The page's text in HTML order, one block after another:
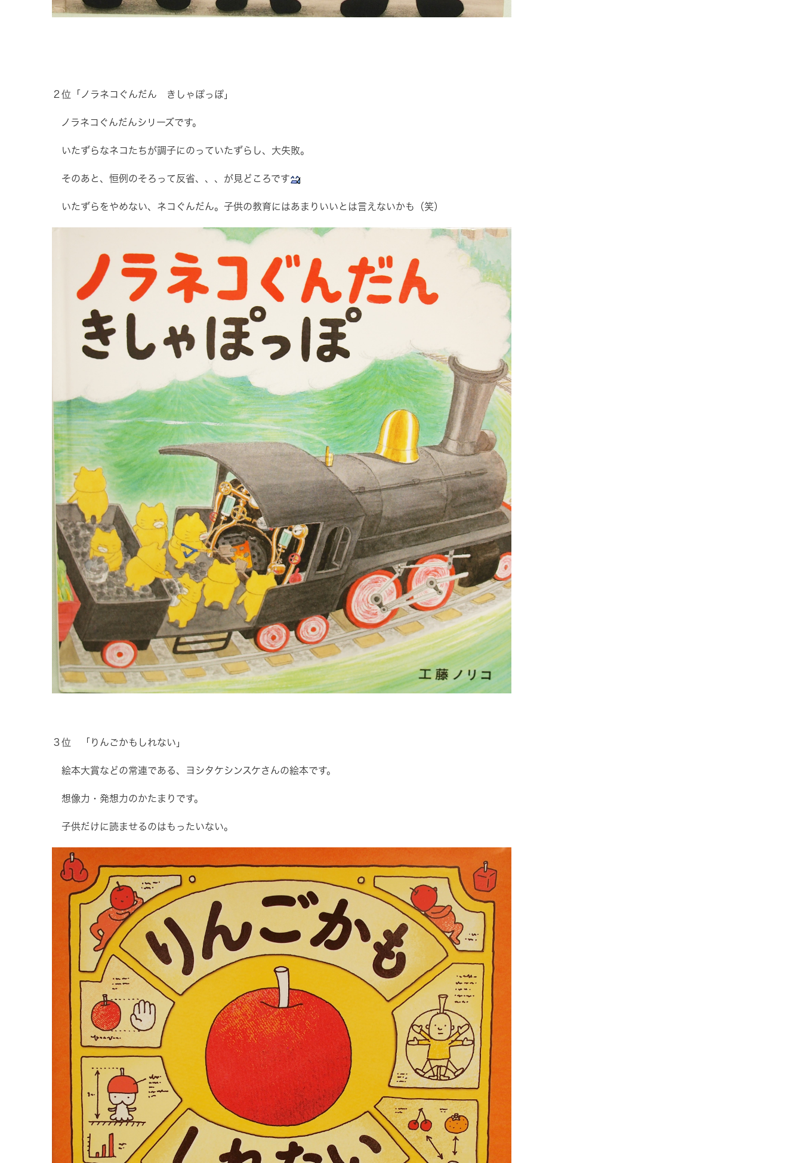
２位「ノラネコぐんだん きしゃぽっぽ」
ノラネコぐんだんシリーズです。
いたずらなネコたちが調子にのっていたずらし、大失敗。
そのあと、恒例のそろって反省、、、が見どころです
いたずらをやめない、ネコぐんだん。子供の教育にはあまりいいとは言えないかも（笑）
３位 「りんごかもしれない」
絵本大賞などの常連である、ヨシタケシンスケさんの絵本です。
想像力・発想力のかたまりです。
子供だけに読ませるのはもったいない。